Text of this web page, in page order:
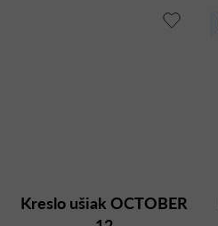
Kreslo ušiak OCTOBER